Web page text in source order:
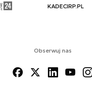
Obserwuj nas
KADECIRP.PL